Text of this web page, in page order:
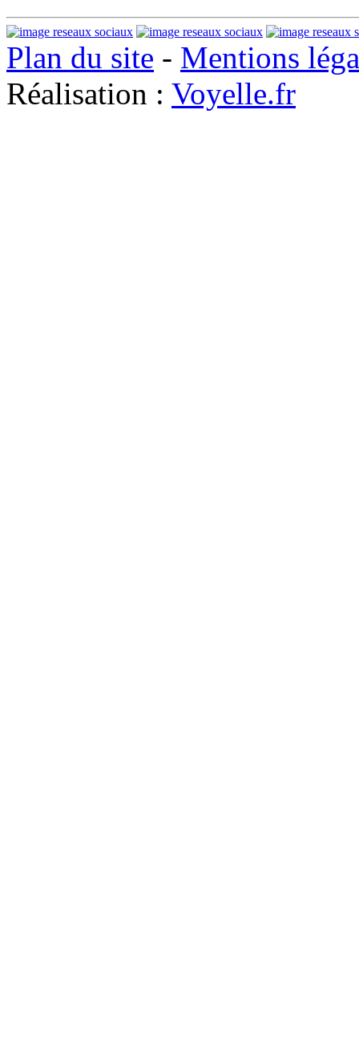
Plan du site - Mentions
Réalisation : Voyelle.fr